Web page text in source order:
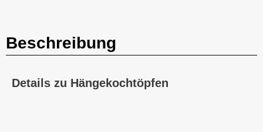
Beschreibung
Details zu Hängekochtöpfen